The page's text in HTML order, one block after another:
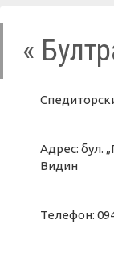
«
Адрес: бул.
Видин
Телефон: